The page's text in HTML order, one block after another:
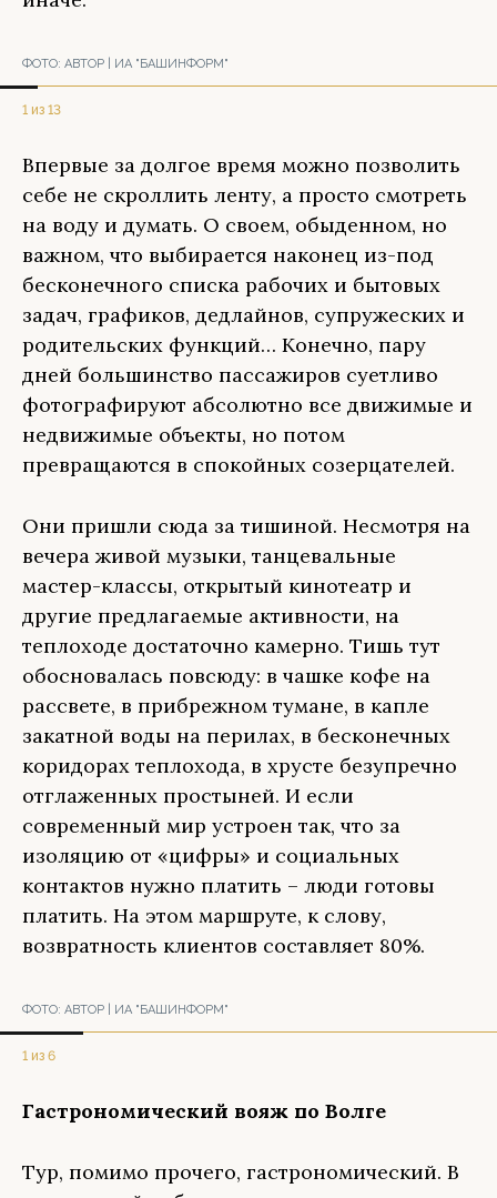
ФОТО: АВТОР | ИА "БАШИНФОРМ"
1 из 13
Впервые за долгое время можно позволить
себе не скроллить ленту, а просто смотреть
на воду и думать. О своем, обыденном, но
важном, что выбирается наконец из-под
бесконечного списка рабочих и бытовых
задач, графиков, дедлайнов, супружеских и
родительских функций… Конечно, пару
дней большинство пассажиров суетливо
фотографируют абсолютно все движимые и
недвижимые объекты, но потом
превращаются в спокойных созерцателей.
Они пришли сюда за тишиной. Несмотря на
вечера живой музыки, танцевальные
мастер-классы, открытый кинотеатр и
другие предлагаемые активности, на
теплоходе достаточно камерно. Тишь тут
обосновалась повсюду: в чашке кофе на
рассвете, в прибрежном тумане, в капле
закатной воды на перилах, в бесконечных
коридорах теплохода, в хрусте безупречно
отглаженных простыней. И если
современный мир устроен так, что за
изоляцию от «цифры» и социальных
контактов нужно платить – люди готовы
платить. На этом маршруте, к слову,
возвратность клиентов составляет 80%.
ФОТО: АВТОР | ИА "БАШИНФОРМ"
1 из 6
Гастрономический вояж по Волге
Тур, помимо прочего, гастрономический. В